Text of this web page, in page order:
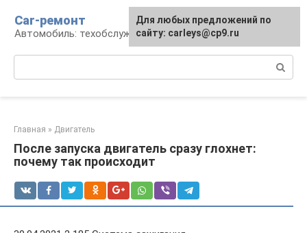
контенту
Car-ремонт
Автомобиль: техобслуживание и ремонт
Главная » Двигатель
После запуска двигатель сразу глохнет:
почему так происходит
Для любых предложений по
сайту: carleys@cp9.ru